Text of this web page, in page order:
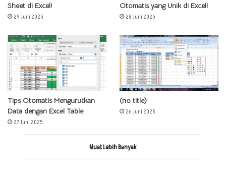
Sheet di Excel!
29 Juni 2025
Otomatis yang Unik di Excel!
28 Juni 2025
Tips Otomatis Mengurutkan
Data dengan Excel Table
27 Juni 2025
(no title)
26 Juni 2025
Muat Lebih Banyak